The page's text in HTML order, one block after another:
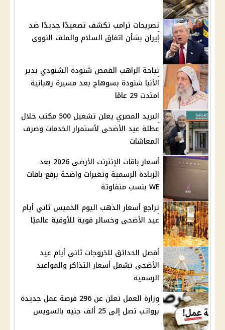
تصريحات ترامب تكشف تصعيدًا جديدًا ضد
إيران بشأن اتفاق السلام والملف النووي
نياحة الراهب القمص شنودة الشنودي بدير
الأنبا شنودة بسوهاج بعد مسيرة رهبانية
امتدت 29 عامًا
البريد المصري يعلن تشغيل 500 مكتب خلال
عطلة عيد الأضحى لأستمرار الخدمات وصرف
المعاشات
أسعار باقات الإنترنت الأرضي 2026 بعد
الزيادة الرسمية وتغيرات واضحة برفع باقات
WE بنسب متفاوتة
تراجع أسعار الذهب اليوم الخميس ثاني أيام
عيد الأضحى وخسائر قوية للأوقية عالميًا
أفضل الحدائق للخروجات ثاني أيام عيد
الأضحى تشمل أسعار التذاكر والمواعيد
الرسمية
وزارة العمل تعلن عن 296 فرصة عمل جديدة
برواتب تصل إلى 25 ألف جنيه بالسويس